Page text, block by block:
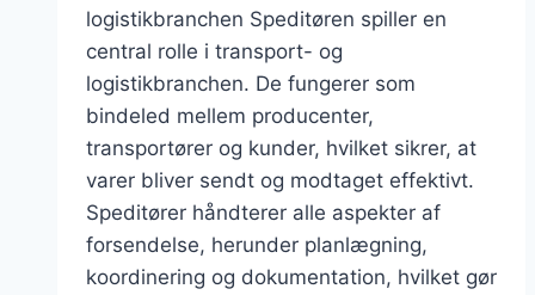
logistikbranchen Speditøren spiller en
central rolle i transport- og
logistikbranchen. De fungerer som
bindeled mellem producenter,
transportører og kunder, hvilket sikrer, at
varer bliver sendt og modtaget effektivt.
Speditører håndterer alle aspekter af
forsendelse, herunder planlægning,
koordinering og dokumentation, hvilket gør